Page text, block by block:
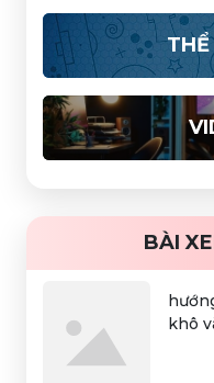
BÀI
khô